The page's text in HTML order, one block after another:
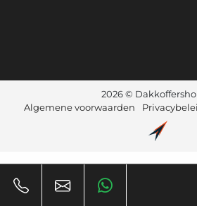
2026 ©
Algemene voorwaarden